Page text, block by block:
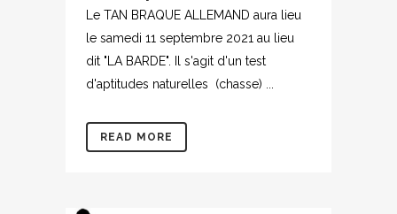
Le TAN BRAQUE ALLEMAND aura lieu
le samedi 11 septembre 2021 au lieu
dit "LA BARDE". Il s'agit d'un test
d'aptitudes naturelles (chasse) ...
READ MORE